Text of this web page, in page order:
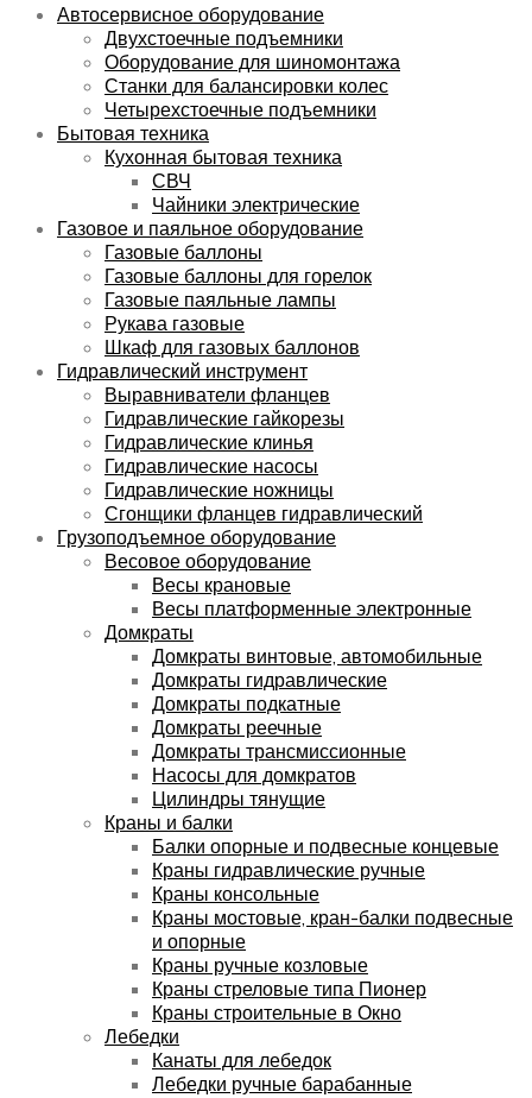
Автосервисное оборудование
Двухстоечные подъемники
Оборудование для шиномонтажа
Станки для балансировки колес
Четырехстоечные подъемники
Бытовая техника
Кухонная бытовая техника
СВЧ
Чайники электрические
Газовое и паяльное оборудование
Газовые баллоны
Газовые баллоны для горелок
Газовые паяльные лампы
Рукава газовые
Шкаф для газовых баллонов
Гидравлический инструмент
Выравниватели фланцев
Гидравлические гайкорезы
Гидравлические клинья
Гидравлические насосы
Гидравлические ножницы
Сгонщики фланцев гидравлический
Грузоподъемное оборудование
Весовое оборудование
Весы крановые
Весы платформенные электронные
Домкраты
Домкраты винтовые, автомобильные
Домкраты гидравлические
Домкраты подкатные
Домкраты реечные
Домкраты трансмиссионные
Насосы для домкратов
Цилиндры тянущие
Краны и балки
Балки опорные и подвесные концевые
Краны гидравлические ручные
Краны консольные
Краны мостовые, кран-балки подвесные
и опорные
Краны ручные козловые
Краны стреловые типа Пионер
Краны строительные в Окно
Лебедки
Канаты для лебедок
Лебедки ручные барабанные